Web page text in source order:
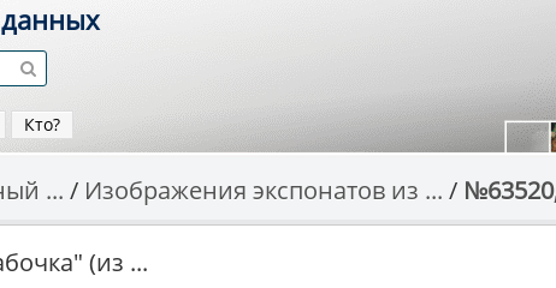
Кто?
... Изображения экспонатов из ...
(из ...